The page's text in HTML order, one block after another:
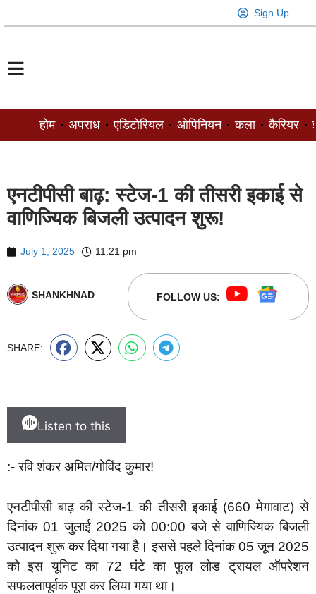
Sign Up
होम अपराध एडिटोरियल ओपिनियन कला कैरियर
एनटीपीसी बाढ़: स्टेज-1 की तीसरी इकाई से
वाणिज्यिक बिजली उत्पादन शुरू!
July 1, 2025 11:21 pm
SHANKHNAD FOLLOW US:
SHARE:
Listen to this
:- रवि शंकर अमित/गोविंद कुमार!
एनटीपीसी बाढ़ की स्टेज-1 की तीसरी इकाई (660 मेगावाट) से
दिनांक 01 जुलाई 2025 को 00:00 बजे से वाणिज्यिक बिजली
उत्पादन शुरू कर दिया गया है। इससे पहले दिनांक 05 जून 2025
को इस यूनिट का 72 घंटे का फुल लोड ट्रायल ऑपरेशन
सफलतापूर्वक पूरा कर लिया गया था।